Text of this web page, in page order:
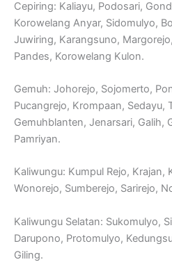
Cepiring: Kaliayu, Podosari,
Korowelang Anyar, Sidomulyo,
Juwiring, Karangsuno,
Pandes, Korowelang Kulon.
Gemuh: Johorejo, Sojomerto,
Pucangrejo, Krompaan, Sedayu,
Gemuhblanten, Jenarsari, Galih,
Pamriyan.
Kaliwungu: Kumpul Rejo, Krajan,
Wonorejo, Sumberejo, Sarirejo,
Kaliwungu Selatan: Sukomulyo,
Darupono, Protomulyo,
Giling.